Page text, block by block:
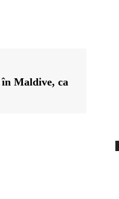
Maldive, ca